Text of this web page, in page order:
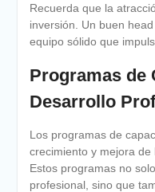
Recuerda que la
inversión. Un buen
equipo sólido que
Programas de
Desarrollo
Los programas de
crecimiento y mejora de
Estos programas no
profesional, sino que